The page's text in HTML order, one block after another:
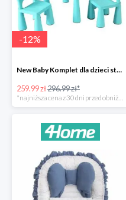
-12%
New Baby Komplet dla dzieci stolik i krzesełka -12%
259.99 zł296.99 zł*
*najniższa cena z 30 dni przed obniżką